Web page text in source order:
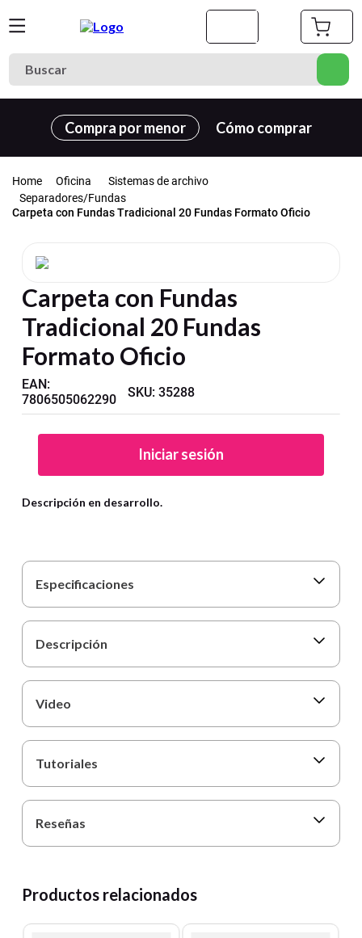
Buscar
Compra por menor Cómo comprar
Oficina
Sistemas de archivo
Separadores/Fundas
Carpeta con Fundas Tradicional 20 Fundas Formato Oficio
Carpeta con Fundas
Tradicional 20 Fundas
Formato Oficio
EAN:
7806505062290
SKU:35288
Iniciar sesión
Descripción en desarrollo.
Especificaciones
Descripción
Video
Tutoriales
Reseñas
Productos relacionados
Términos más buscados
cuaderno
3. cuadernos
7. harry potter
8 carpetas
9. cartulina
10. lapiz